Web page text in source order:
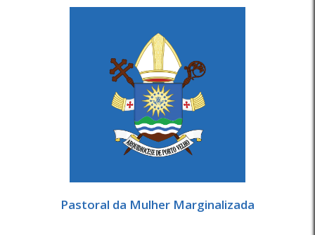
Pastoral da Mulher Marginalizada